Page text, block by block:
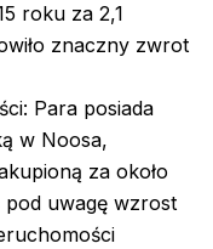
roku za 2,1
znaczny zwrot
Para posiada
w Noosa,
za około
uwagę wzrost